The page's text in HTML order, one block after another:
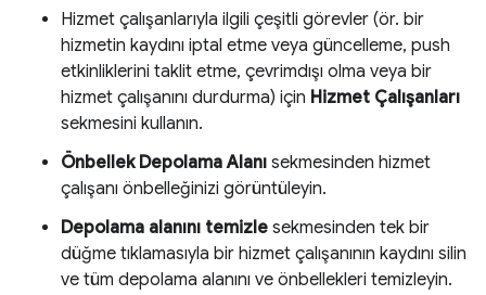
Hizmet çalışanlarıyla ilgili çeşitli görevler (ör. bir
hizmetin kaydını iptal etme veya güncelleme, push
etkinliklerini taklit etme, çevrimdışı olma veya bir
hizmet çalışanını durdurma) için Hizmet Çalışanları
sekmesini kullanın.
Önbellek Depolama Alanı sekmesinden hizmet
çalışanı önbelleğinizi görüntüleyin.
Depolama alanını temizle sekmesinden tek bir
düğme tıklamasıyla bir hizmet çalışanının kaydını silin
ve tüm depolama alanını ve önbellekleri temizleyin.